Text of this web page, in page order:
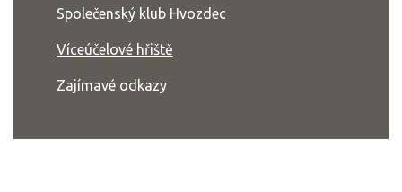
Společenský klub Hvozdec
Víceúčelové hřiště
Zajímavé odkazy